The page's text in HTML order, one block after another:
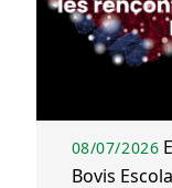
08/07/2026
Bovis